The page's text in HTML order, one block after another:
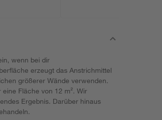
wenn bei dir
erzeugt das Anstrichmittel
größerer Wände verwenden.
Fläche von 12 m². Wir
Ergebnis. Darüber hinaus